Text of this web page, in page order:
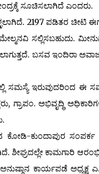
ಸೂಚಿಸಲಾಗಿದೆ ಎಂದರು.
2197 ಪಡಿತರ ಚೀಟಿ
ಸಲ್ಲಿಸಬಹುದು.
ಬಸವ ಇಂದಿರಾ
ಇರುವುದರಿಂದ ಈ
ಅಭಿವೃದ್ಧಿ
ಸಂಪರ್ಕ
ಕಾಮಗಾರಿ
ಕಾರ್ಯಪಡೆ ಅಧ್ಯಕ್ಷ